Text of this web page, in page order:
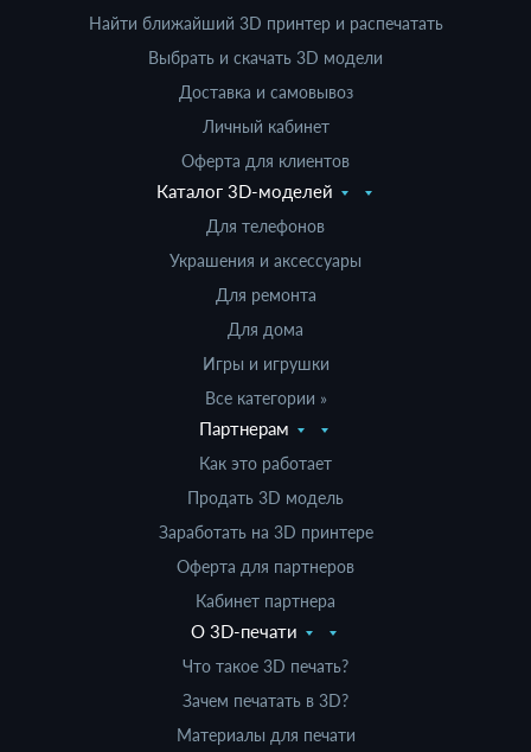
Найти ближайший 3D принтер и распечатать
Выбрать и скачать 3D модели
Доставка и самовывоз
Личный кабинет
Оферта для клиентов
Каталог 3D-моделей
Для телефонов
Украшения и аксессуары
Для ремонта
Для дома
Игры и игрушки
Все категории »
Партнерам
Как это работает
Продать 3D модель
Заработать на 3D принтере
Оферта для партнеров
Кабинет партнера
О 3D-печати
Что такое 3D печать?
Зачем печатать в 3D?
Материалы для печати